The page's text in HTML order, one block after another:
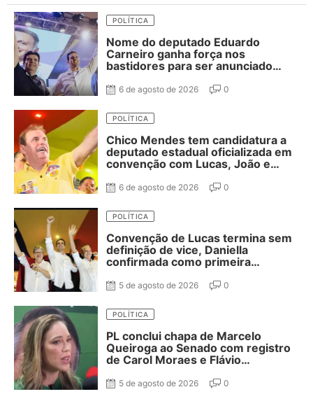
POLÍTICA
Nome do deputado Eduardo
Carneiro ganha força nos
bastidores para ser anunciado
6 de agosto de 2026 0
POLÍTICA
Chico Mendes tem candidatura a
deputado estadual oficializada em
convenção com Lucas, João e
6 de agosto de 2026 0
POLÍTICA
Convenção de Lucas termina sem
definição de vice, Daniella
confirmada como primeira
Adriano Galdino
5 de agosto de 2026 0
POLÍTICA
PL conclui chapa de Marcelo
Queiroga ao Senado com registro
de Carol Moraes e Flávio
5 de agosto de 2026 0